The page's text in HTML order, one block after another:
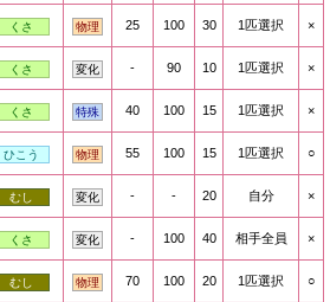
くさ 物理 25 100 30 1匹選択 ×
くさ 変化 - 90 10 1匹選択 ×
くさ 特殊 40 100 15 1匹選択 ×
ひこう 物理 55 100 15 1匹選択 ○
むし 変化 - - 20 自分 ×
くさ 変化 - 100 40 相手全員 ×
むし 物理 70 100 20 1匹選択 ○